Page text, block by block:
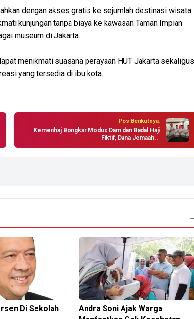
dengan akses gratis ke sejumlah destinasi wisata
kunjungan tanpa biaya ke kawasan Taman Impian
museum di Jakarta.
menikmati suasana perayaan HUT Jakarta sekaligus
yang tersedia di ibu kota.
Pos Berikutnya:
Kemenhaj Bongkar Modus Dam dan Badal Haji
Fiktif, Dana Jemaah...
Di Sekolah
Andra Soni Ajak Warga